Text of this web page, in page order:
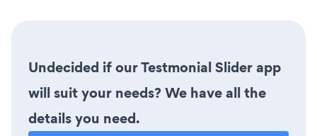
Undecided if our Testmonial Slider app
will suit your needs? We have all the
details you need.